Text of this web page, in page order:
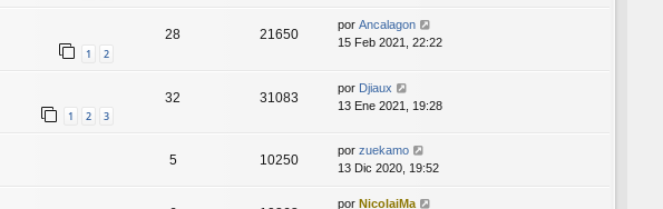
1 2
28 21650
por Ancalagon
15 Feb 2021, 22:22
1 2 3
32 31083
por Djiaux
13 Ene 2021, 19:28
5 10250
por zuekamo
13 Dic 2020, 19:52
por NicolaiMa